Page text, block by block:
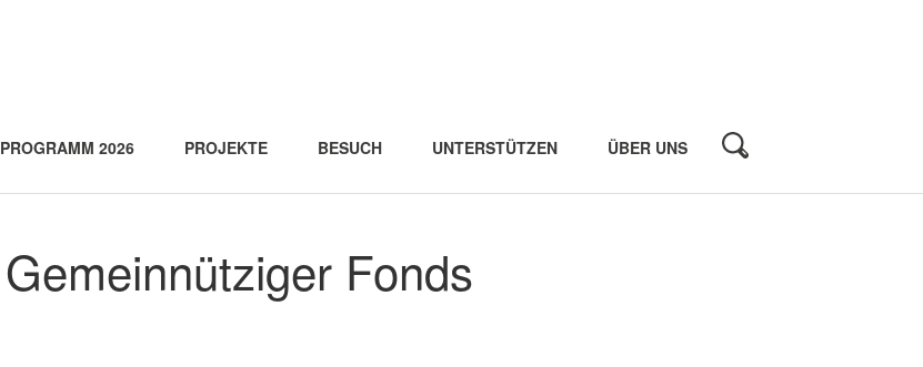
PROGRAMM 2026 PROJEKTE BESUCH UNTERSTÜTZEN ÜBER UNS
Gemeinnütziger Fonds